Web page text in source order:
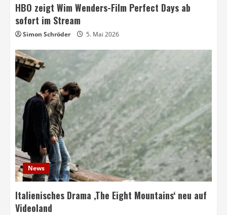
HBO zeigt Wim Wenders-Film Perfect Days ab
sofort im Stream
Simon Schröder 5. Mai 2026
News
Italienisches Drama ‚The Eight Mountains‘ neu auf
Videoland